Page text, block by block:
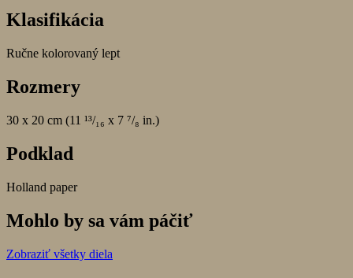
Klasifikácia
Ručne kolorovaný lept
Rozmery
30 x 20 cm (11 ¹³/₁₆ x 7 ⁷/₈ in.)
Podklad
Holland paper
Mohlo by sa vám páčiť
Zobraziť všetky diela